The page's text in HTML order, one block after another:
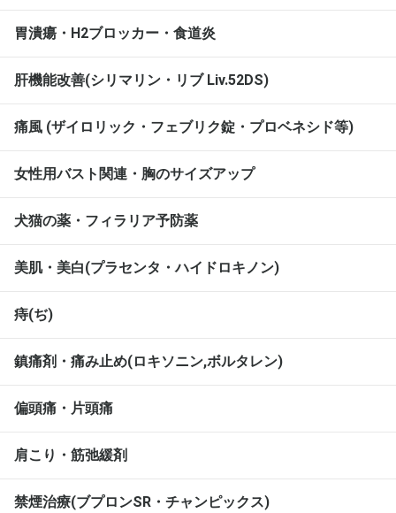
胃潰瘍・H2ブロッカー・食道炎
肝機能改善(シリマリン・リブ Liv.52DS)
痛風 (ザイロリック・フェブリク錠・プロベネシド等)
女性用バスト関連・胸のサイズアップ
犬猫の薬・フィラリア予防薬
美肌・美白(プラセンタ・ハイドロキノン)
痔(ぢ)
鎮痛剤・痛み止め(ロキソニン,ボルタレン)
偏頭痛・片頭痛
肩こり・筋弛緩剤
禁煙治療(ブプロンSR・チャンピックス)